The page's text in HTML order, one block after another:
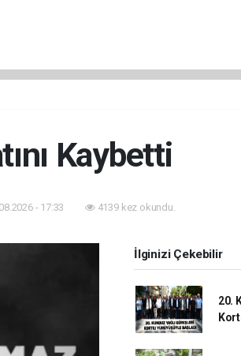
Kaybetti
- 17:33 4139 kez okundu.
İlginizi Çekebilir
20.